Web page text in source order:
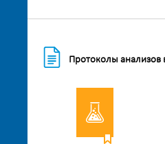
Протоколы анализов